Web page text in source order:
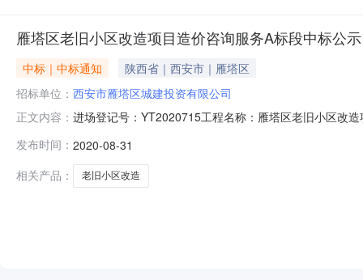
雁塔区老旧小区改造项目造价咨询服务A标段中标公示
中标｜中标通知
陕西省｜西安市｜雁塔区
招标单位： 西安市雁塔区城建投资有限公司
正文内容： 进场登记号：YT2020715工程名称：雁塔区老旧小区改
费：0元合同订立时间：2020.09.02合同订立地点：西安
发布时间： 2020-08-31
相关产品：
老旧小区改造